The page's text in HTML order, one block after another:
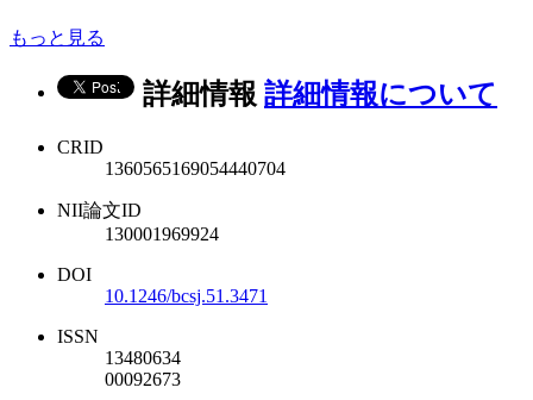
もっと見る
詳細情報 詳細情報について
CRID
1360565169054440704
NII論文ID
130001969924
DOI
10.1246/bcsj.51.3471
ISSN
13480634
00092673